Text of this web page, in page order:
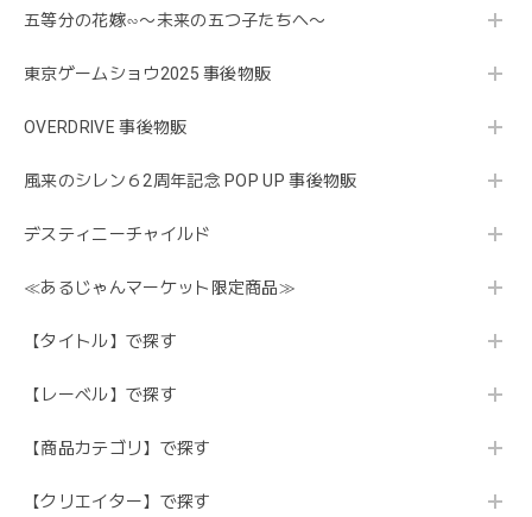
五等分の花嫁∽〜未来の五つ子たちへ〜
東京ゲームショウ2025 事後物販
OVERDRIVE 事後物販
風来のシレン６2周年記念 POP UP 事後物販
デスティニーチャイルド
≪あるじゃんマーケット限定商品≫
【タイトル】で探す
【レーベル】で探す
【商品カテゴリ】で探す
【クリエイター】で探す